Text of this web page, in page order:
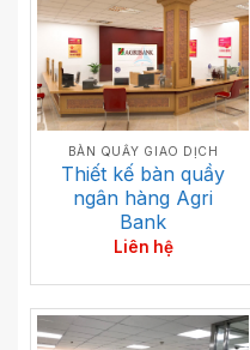
BÀN QUẦY GIAO DỊCH
Thiết kế bàn quầy
ngân hàng Agri
Bank
Liên hệ